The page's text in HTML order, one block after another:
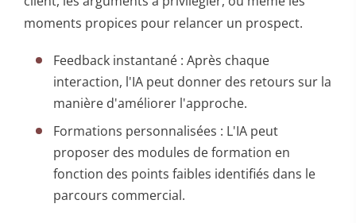
moments propices pour relancer un prospect.
Feedback instantané : Après chaque
interaction, l'IA peut donner des retours sur la
manière d'améliorer l'approche.
Formations personnalisées : L'IA peut
proposer des modules de formation en
fonction des points faibles identifiés dans le
parcours commercial.